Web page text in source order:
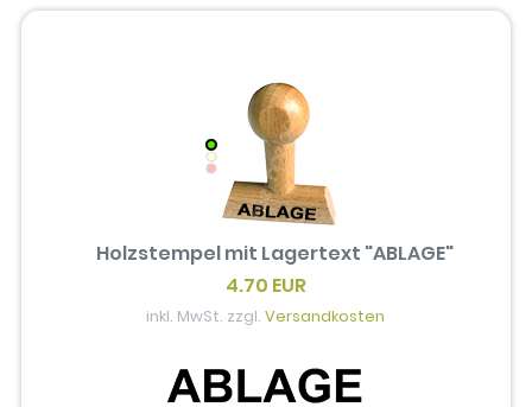
Holzstempel mit Lagertext "ABLAGE"
4.70 EUR
inkl. MwSt. zzgl.Versandkosten